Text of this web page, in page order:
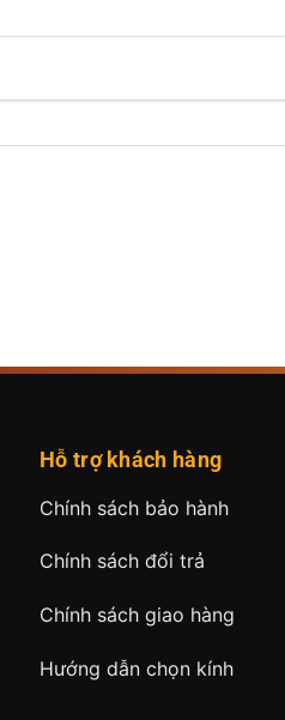
Hỗ trợ khách hàng
Chính sách bảo hành
Chính sách đổi trả
Chính sách giao hàng
Hướng dẫn chọn kính